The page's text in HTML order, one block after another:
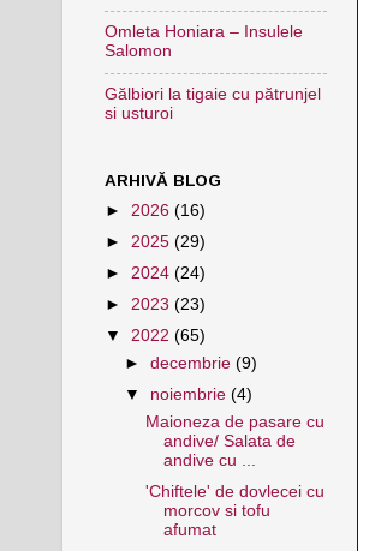
Omleta Honiara – Insulele
Salomon
Gălbiori la tigaie cu pătrunjel
si usturoi
ARHIVĂ BLOG
► 2026 (16)
► 2025 (29)
► 2024 (24)
► 2023 (23)
▼ 2022 (65)
►decembrie(9)
▼ noiembrie(4)
Maioneza de pasare cu
andive/ Salata de
andive cu ...
'Chiftele' de dovlecei cu
morcov si tofu
afumat